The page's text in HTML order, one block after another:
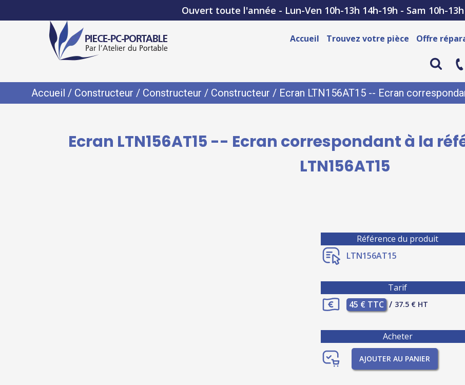
Ouvert toute l'année - Lun-Ven 10h-13h 14h-19h - Sam 10h-
Accueil Trouvez votre pièce Offre
Accueil / Constructeur / Constructeur / Constructeur / Ecran LTN156AT15 -- Ecran
Ecran LTN156AT15 -- Ecran correspondant à la
LTN156AT15
Référence du produit
LTN156AT15
Tarif
45 € TTC / 37.5 € HT
Acheter
AJOUTER AU PANIER